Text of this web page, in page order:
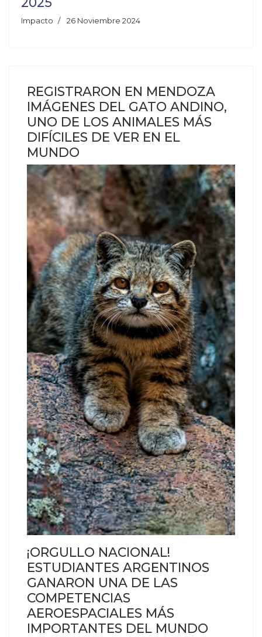
Impacto 26 Noviembre 2024
REGISTRARON EN MENDOZA
IMÁGENES DEL GATO ANDINO,
UNO DE LOS ANIMALES MÁS
DIFÍCILES DE VER EN EL
MUNDO
¡ORGULLO NACIONAL!
ESTUDIANTES ARGENTINOS
GANARON UNA DE LAS
COMPETENCIAS
AEROESPACIALES MÁS
IMPORTANTES DEL MUNDO